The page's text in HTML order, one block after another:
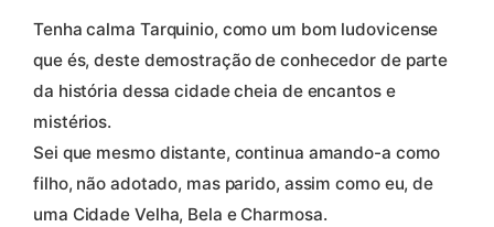
Tenha calma Tarquinio, como um bom ludovicense
que és, deste demostração de conhecedor de parte
da história dessa cidade cheia de encantos e
mistérios.
Sei que mesmo distante, continua amando-a como
filho, não adotado, mas parido, assim como eu, de
uma Cidade Velha, Bela e Charmosa.